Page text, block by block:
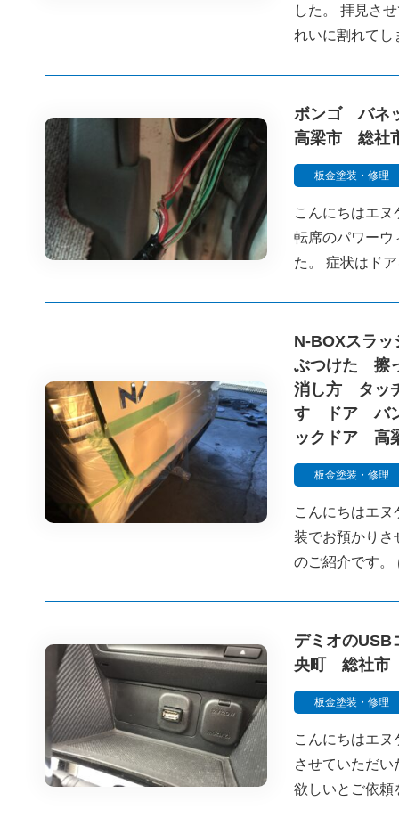
した。 拝見さ
れいに割れて
ボンゴ バネ
高梁市 総
板金塗装・修理
こんにちはエ
転席のパワーウ
た。 症状はド
N-BOXスラ
ぶつけた
消し方 タ
す ドア バ
ックドア 高
板金塗装・修理
こんにちはエ
装でお預かりさ
のご紹介です
デミオの
央町 総社市
板金塗装・修理
こんにちはエ
させていただ
欲しいとご依